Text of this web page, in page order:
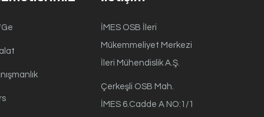
İMES OSB İleri
Mükemmeliyet Merkezi
İleri Mühendislik A.Ş.
Çerkeşli OSB Mah.
İMES 6.Cadde A NO:1/1